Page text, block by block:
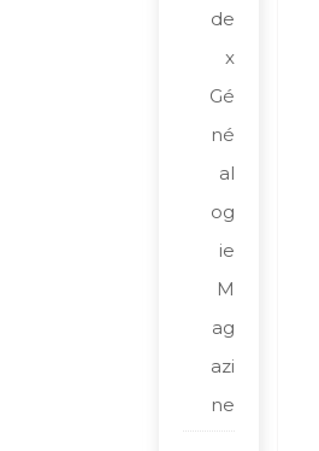
de
x
Gé
né
al
og
ie
M
ag
azi
ne